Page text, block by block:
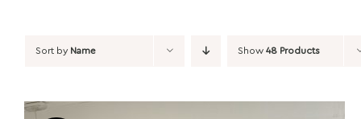
Sort by Name Show 48 Products